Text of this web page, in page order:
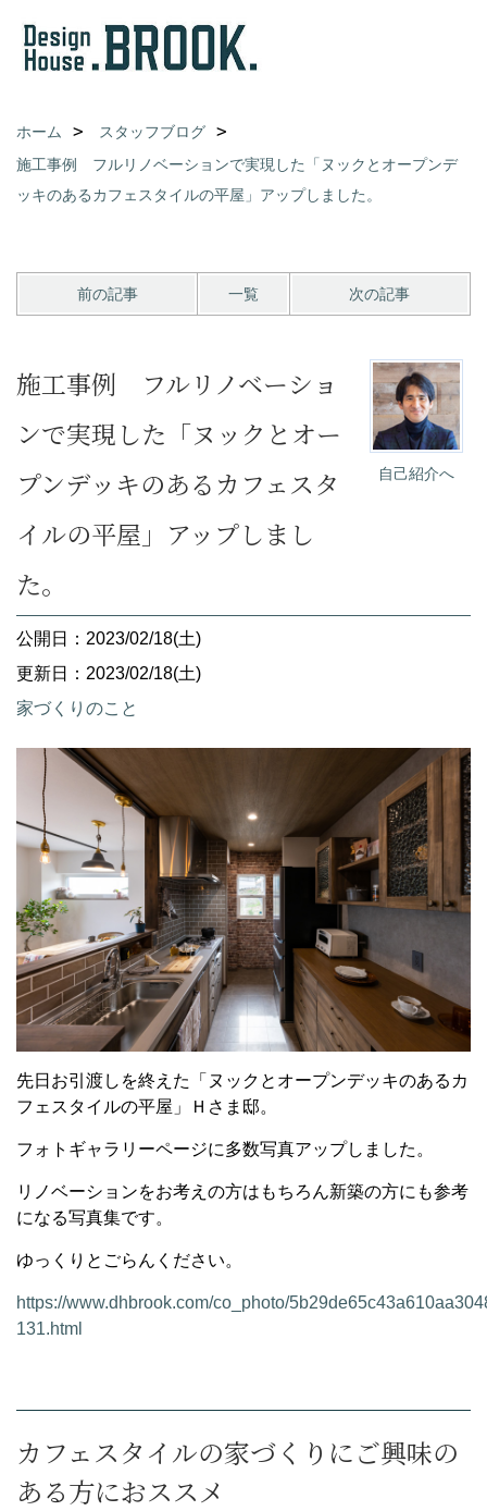
ホーム
スタッフブログ
施工事例 フルリノベーションで実現した「ヌックとオープンデ
ッキのあるカフェスタイルの平屋」アップしました。
前の記事 一覧 次の記事
自己紹介へ
施工事例 フルリノベーショ
ンで実現した「ヌックとオー
プンデッキのあるカフェスタ
イルの平屋」アップしまし
た。
公開日：2023/02/18(土)
更新日：2023/02/18(土)
家づくりのこと
先日お引渡しを終えた「ヌックとオープンデッキのあるカ
フェスタイルの平屋」Ｈさま邸。
フォトギャラリーページに多数写真アップしました。
リノベーションをお考えの方はもちろん新築の方にも参考
になる写真集です。
ゆっくりとごらんください。
https://www.dhbrook.com/co_photo/
131.html
カフェスタイルの家づくりにご興味の
ある方におススメ